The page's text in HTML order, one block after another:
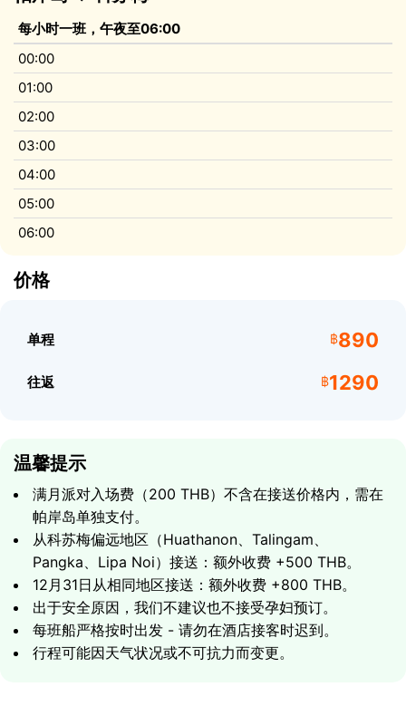
每小时一班，午夜至06:00
00:00
01:00
02:00
03:00
04:00
05:00
06:00
价格
单程 ฿890
往返 ฿1290
温馨提示
满月派对入场费（200 THB）不含在接送价格内，需在
帕岸岛单独支付。
从科苏梅偏远地区（Huathanon、Talingam、
Pangka、Lipa Noi）接送：额外收费 +500 THB。
12月31日从相同地区接送：额外收费 +800 THB。
出于安全原因，我们不建议也不接受孕妇预订。
每班船严格按时出发 - 请勿在酒店接客时迟到。
行程可能因天气状况或不可抗力而变更。